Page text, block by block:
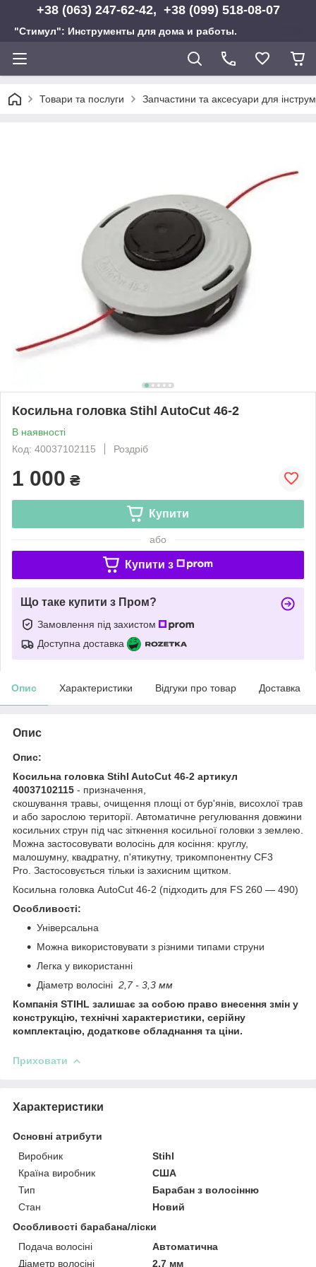
+38 (063) 247-62-42, +38 (099) 518-08-07
"Стимул": Инструменты для дома и работы.
Товари та послуги Запчастини та аксесуари для
Косильна головка Stihl AutoCut 46-2
В наявності
Код: 40037102115
Роздріб
1 000 ₴
Купити
або
Купити з
Що таке купити з Пром?
Замовлення під захистом
Доступна доставка
Опис Характеристики Відгуки про товар Доставка
Опис
Опис:
Косильна головка Stihl AutoCut 46-2 артикул
40037102115 - призначення,
скошування травы, очищення площі от бур'янів, висохлої трав
и або зарослою території. Автоматичне регулювання довжини
косильних струн під час зіткнення косильної головки з землею.
Можна застосовувати волосінь для косіння: круглу,
малошумну, квадратну, п'ятикутну, трикомпонентну CF3
Pro. Застосовується тільки із захисним щитком.
Косильна головка AutoCut 46-2 (підходить для FS 260 — 490)
Особливості:
Універсальна
Можна використовувати з різними типами струни
Легка у використанні
Діаметр волосіні 2,7 - 3,3 мм
Компанія STIHL залишає за собою право внесення змін у
конструкцію, технічні характеристики, серійну
комплектацію, додаткове обладнання та ціни.
Приховати
Характеристики
Основні атрибути
Виробник
Stihl
Країна виробник
США
Тип
Барабан з волосінню
Стан
Новий
Особливості барабана/ліски
Подача волосіні
Автоматична
Діаметр волосіні
2.7 мм